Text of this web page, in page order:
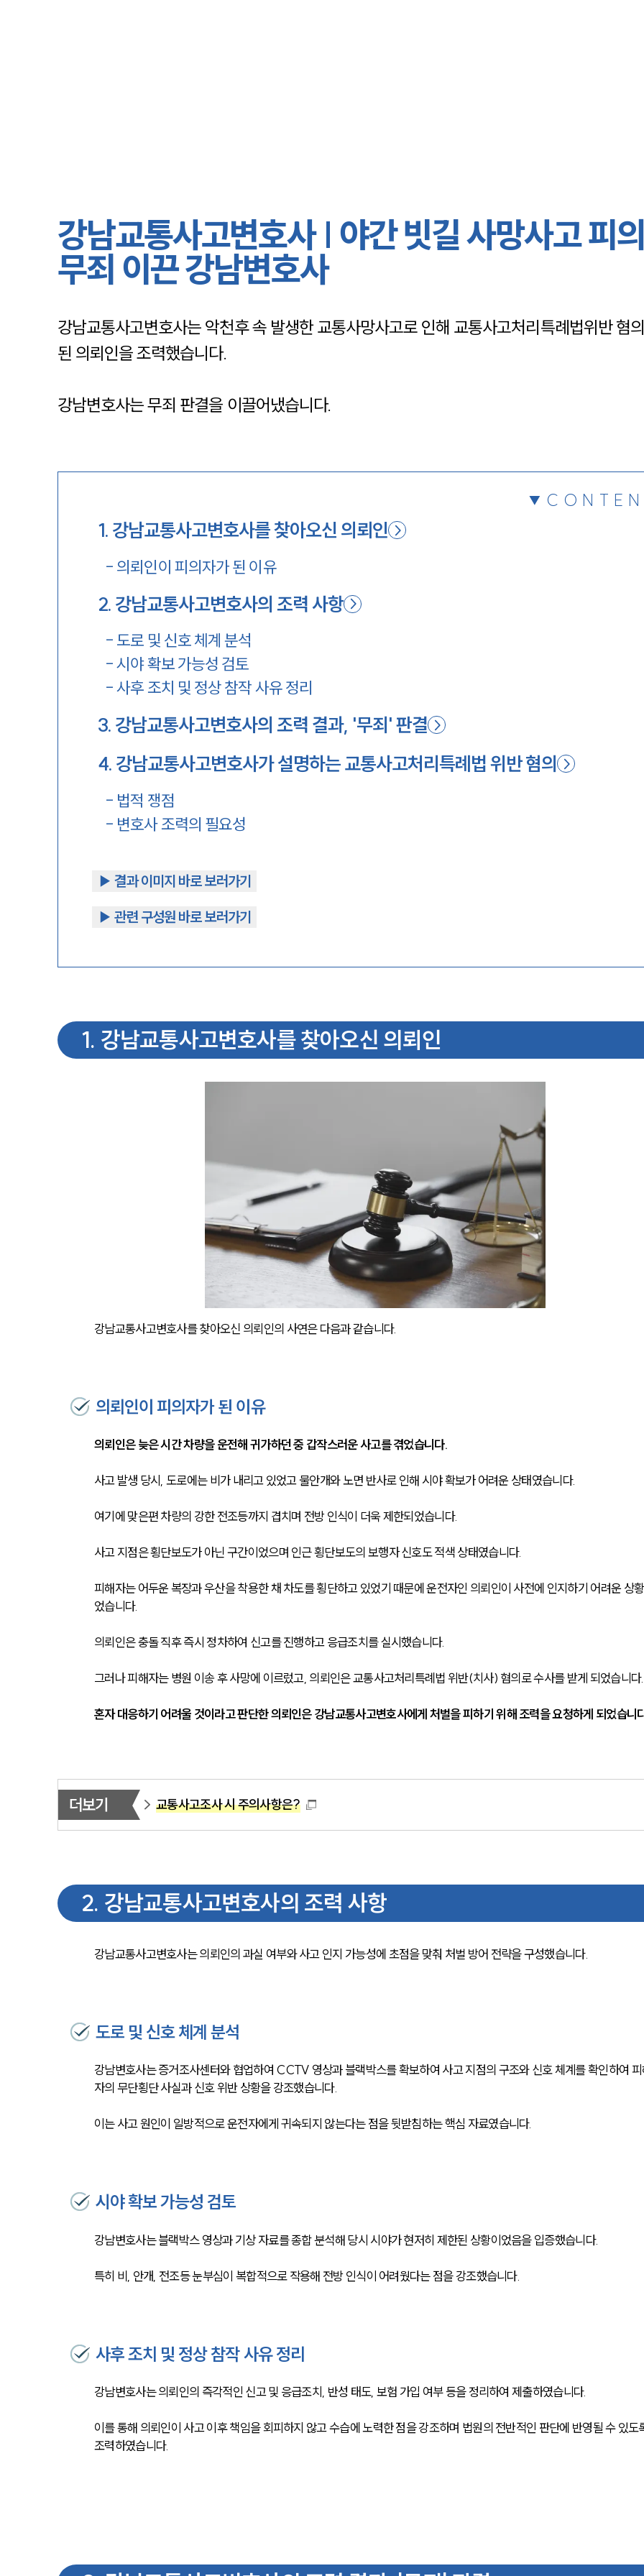
서울음주운
서울변호사
서울변호사상
채용정보
강남교통사고변호사 | 야간 빗길 사망사고 피
무죄 이끈 강남변호사
강남교통사고변호사는 악천후 속 발생한 교통사망사고로 인해 교통사고처리특례법위반 혐
된 의뢰인을 조력했습니다.
강남변호사는 무죄 판결을 이끌어냈습니다.
1. 강남교통사고변호사를 찾아오신 의뢰인
- 의뢰인이 피의자가 된 이유
2. 강남교통사고변호사의 조력 사항
- 도로 및 신호 체계 분석
-시야 확보 가능성 검토
-사후 조치 및 정상 참작 사유 정리
3. 강남교통사고변호사의 조력 결과, '무죄' 판결
4. 강남교통사고변호사가 설명하는 교통사고처리특례법 위반 혐의
- 법적 쟁점
- 변호사 조력의 필요성
▶︎ 결과 이미지 바로 보러가기
▶︎ 관련 구성원 바로 보러가기
1. 강남교통사고변호사를 찾아오신 의뢰인
강남교통사고변호사를 찾아오신 의뢰인의 사연은 다음과 같습니다.
의뢰인이 피의자가 된 이유
의뢰인은 늦은 시간 차량을 운전해 귀가하던 중 갑작스러운 사고를 겪었습니다.
사고 발생 당시, 도로에는 비가 내리고 있었고 물안개와 노면 반사로 인해 시야 확보가 어려운 상태였습니다.
여기에 맞은편 차량의 강한 전조등까지 겹치며 전방 인식이 더욱 제한되었습니다.
사고 지점은 횡단보도가 아닌 구간이었으며 인근 횡단보도의 보행자 신호도 적색 상태였습니다.
피해자는 어두운 복장과 우산을 착용한 채 차도를 횡단하고 있었기 때문에 운전자인 의뢰인이 사전에 인지하기 어려운 상
었습니다.
의뢰인은 충돌 직후 즉시 정차하여 신고를 진행하고 응급조치를 실시했습니다.
그러나 피해자는 병원 이송 후 사망에 이르렀고, 의뢰인은 교통사고처리특례법 위반(치사) 혐의로 수사를 받게 되었습니다.
혼자 대응하기 어려울 것이라고 판단한 의뢰인은 강남교통사고변호사에게 처벌을 피하기 위해 조력을 요청하게 되었습니
더보기 교통사고조사 시 주의사항은?
2. 강남교통사고변호사의 조력 사항
강남교통사고변호사는 의뢰인의 과실 여부와 사고 인지 가능성에 초점을 맞춰 처벌 방어 전략을 구성했습니다.
도로 및 신호 체계 분석
강남변호사는 증거조사센터와 협업하여 CCTV 영상과 블랙박스를 확보하여 사고 지점의 구조와 신호 체계를 확인하여
자의 무단횡단 사실과 신호 위반 상황을 강조했습니다.
이는 사고 원인이 일방적으로 운전자에게 귀속되지 않는다는 점을 뒷받침하는 핵심 자료였습니다.
시야 확보 가능성 검토
강남변호사는 블랙박스 영상과 기상 자료를 종합 분석해 당시 시야가 현저히 제한된 상황이었음을 입증했습니다.
특히 비, 안개, 전조등 눈부심이 복합적으로 작용해 전방 인식이 어려웠다는 점을 강조했습니다.
사후 조치 및 정상 참작 사유 정리
강남변호사는 의뢰인의 즉각적인 신고 및 응급조치, 반성 태도, 보험 가입 여부 등을 정리하여 제출하였습니다.
이를 통해 의뢰인이 사고 이후 책임을 회피하지 않고 수습에 노력한 점을 강조하며 법원의 전반적인 판단에 반영될 수 있도
조력하였습니다.